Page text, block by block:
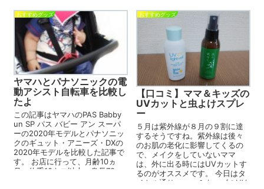
おすすめグッズ
ヤマハとパナソニックの電
動アシスト自転車を比較し
たよ
この記事はヤマハのPAS Babby
un SP パス バビー アン スーパ
ーの2020年モデルとパナソニッ
クのギュット・アニーズ・DXの
2020年モデルを比較した記事で
す。 お店に行って、月齢10ヵ
月・体重10キロ以上、身長70c...
おすすめグッズ
【口コミ】ママ＆キッズの
UVカットと虫よけスプレ
ー
５月は紫外線が８月の９割に達
するそうですね。紫外線は後々
のお肌の老化に影響してくるの
で、メイクをしていないママ
は、外に出る時にはUVカットす
るのがオススメです。 今日はタ
イトル通り、ママ＆キッズのUV